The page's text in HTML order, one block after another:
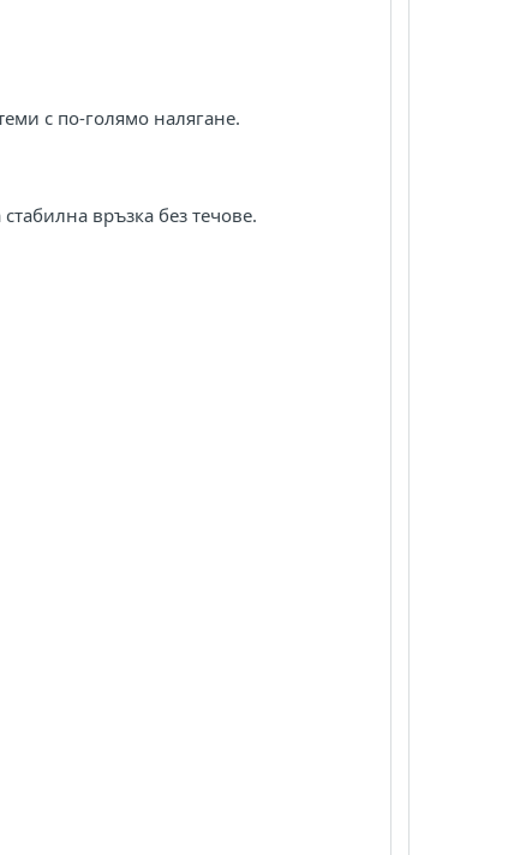
с по-голямо налягане.
връзка без течове.